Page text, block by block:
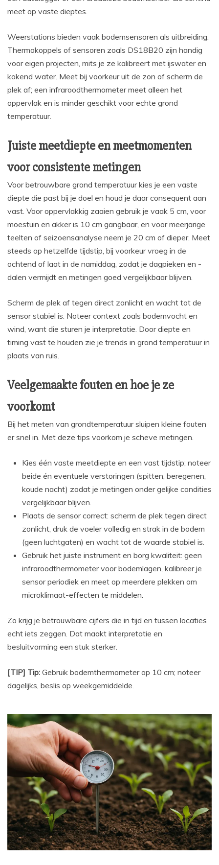
meet op vaste dieptes.
Weerstations bieden vaak bodemsensoren als uitbreiding.
Thermokoppels of sensoren zoals DS18B20 zijn handig
voor eigen projecten, mits je ze kalibreert met ijswater en
kokend water. Meet bij voorkeur uit de zon of scherm de
plek af; een infraroodthermometer meet alleen het
oppervlak en is minder geschikt voor echte grond
temperatuur.
Juiste meetdiepte en meetmomenten
voor consistente metingen
Voor betrouwbare grond temperatuur kies je een vaste
diepte die past bij je doel en houd je daar consequent aan
vast. Voor oppervlakkig zaaien gebruik je vaak 5 cm, voor
moestuin en akker is 10 cm gangbaar, en voor meerjarige
teelten of seizoensanalyse neem je 20 cm of dieper. Meet
steeds op hetzelfde tijdstip, bij voorkeur vroeg in de
ochtend of laat in de namiddag, zodat je dagpieken en -
dalen vermijdt en metingen goed vergelijkbaar blijven.
Scherm de plek af tegen direct zonlicht en wacht tot de
sensor stabiel is. Noteer context zoals bodemvocht en
wind, want die sturen je interpretatie. Door diepte en
timing vast te houden zie je trends in grond temperatuur in
plaats van ruis.
Veelgemaakte fouten en hoe je ze
voorkomt
Bij het meten van grondtemperatuur sluipen kleine fouten
er snel in. Met deze tips voorkom je scheve metingen.
Kies één vaste meetdiepte en een vast tijdstip; noteer
beide én eventuele verstoringen (spitten, beregenen,
koude nacht) zodat je metingen onder gelijke condities
vergelijkbaar blijven.
Plaats de sensor correct: scherm de plek tegen direct
zonlicht, druk de voeler volledig en strak in de bodem
(geen luchtgaten) en wacht tot de waarde stabiel is.
Gebruik het juiste instrument en borg kwaliteit: geen
infraroodthermometer voor bodemlagen, kalibreer je
sensor periodiek en meet op meerdere plekken om
microklimaat-effecten te middelen.
Zo krijg je betrouwbare cijfers die in tijd en tussen locaties
echt iets zeggen. Dat maakt interpretatie en
besluitvorming een stuk sterker.
[TIP] Tip: Gebruik bodemthermometer op 10 cm; noteer
dagelijks, beslis op weekgemiddelde.